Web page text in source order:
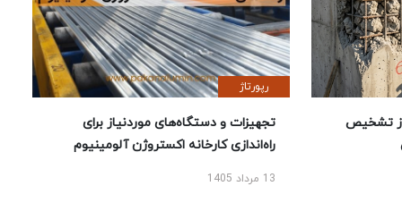
تشخیص
رپورتاژ
تجهیزات و دستگاه‌های موردنیاز برای
راه‌اندازی کارخانه اکستروژن آلومینیوم
13 مرداد 1405